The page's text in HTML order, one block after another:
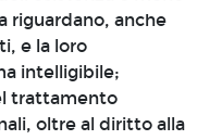
riguardano, anche
e la loro
intelligibile;
trattamento
oltre al diritto alla